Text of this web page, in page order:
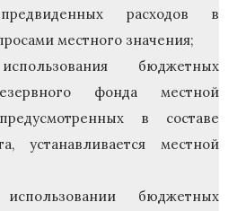
расходов в
местного значения;
бюджетных
фонда местной
в составе
устанавливается местной
бюджетных